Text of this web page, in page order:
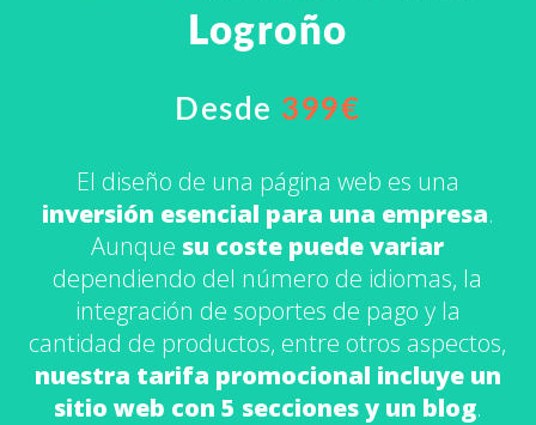
Logroño
Desde 399€
El diseño de una página web es una
inversión esencial para una empresa.
Aunque su coste puede variar
dependiendo del número de idiomas, la
integración de soportes de pago y la
cantidad de productos, entre otros aspectos,
nuestra tarifa promocional incluye un
sitio web con 5 secciones y un blog.